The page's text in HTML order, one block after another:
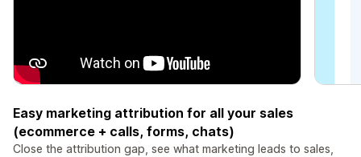
Easy marketing attribution for all your sales
(ecommerce + calls, forms, chats)
Close the attribution gap, see what marketing leads to sales,